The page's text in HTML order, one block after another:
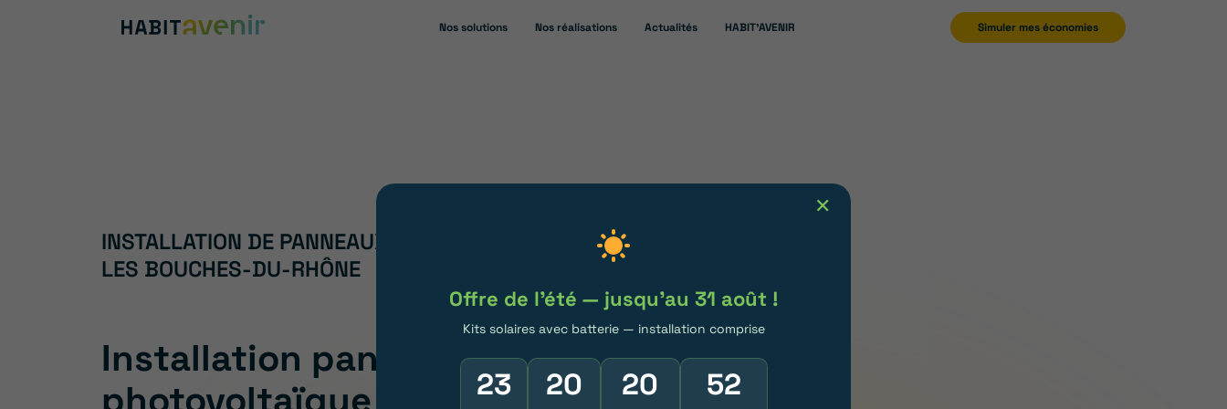
Nos solutions
Rentabilité panneaux photovoltaïques
Nos réalisations Actualités HABIT’AVENIR Simuler mes économies
INSTALLATION DE PANNEAUX PHOTOVOLTAÏQUES DANS
LES BOUCHES-DU-RHÔNE
Installation panneau
✕
Offre de l'été — jusqu'au 31 août !
Kits solaires avec batterie — installation comprise
23 20 20 51